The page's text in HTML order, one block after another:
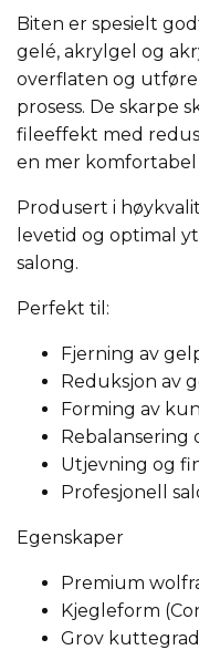
Biten er spesielt
gelé, akrylgel og
overflaten og utføre
prosess. De skarpe
fileeffekt med
en mer
Produsert i
levetid og optimal
salong.
Perfekt til:
Fjerning av
Reduksjon av
Forming av
Rebalansering
Utjevning og
Profesjonell
Egenskaper
Premium
Kjegleform
Grov